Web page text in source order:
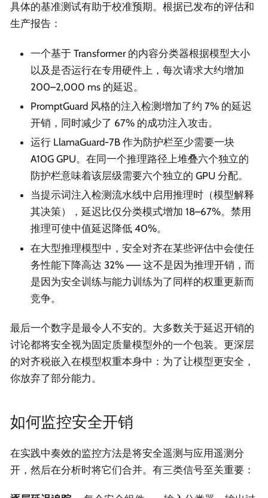
具体的基准测试有助于校准预期。根据已发布的评估和
生产报告：
一个基于 Transformer 的内容分类器根据模型大小
以及是否运行在专用硬件上，每次请求大约增加
200–2,000 ms 的延迟。
PromptGuard 风格的注入检测增加了约 7% 的延迟
开销，同时减少了 67% 的成功注入攻击。
运行 LlamaGuard-7B 作为防护栏至少需要一块
A10G GPU。在同一个推理路径上堆叠六个独立的
防护栏意味着该层级需要六个独立的 GPU 分配。
当提示词注入检测流水线中启用推理时（模型解释
其决策），延迟比仅分类模式增加 18–67%。禁用
推理可使中值延迟降低 40%。
在大型推理模型中，安全对齐在某些评估中会使任
务性能下降高达 32% —— 这不是因为推理开销，而
是因为安全训练与能力训练为了同样的权重更新而
竞争。
最后一个数字是最令人不安的。大多数关于延迟开销的
讨论都将安全视为固定质量模型外的一个包装。更深层
的对齐税嵌入在模型权重本身中：为了让模型更安全，
你放弃了部分能力。
如何监控安全开销
在实践中奏效的监控方法是将安全遥测与应用遥测分
开，然后在分析时将它们合并。有三类信号至关重要：